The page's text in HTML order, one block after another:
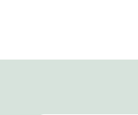
des